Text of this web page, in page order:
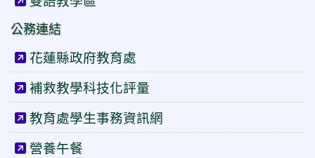
公務連結
花蓮縣政府教育處
補救教學科技化評量
教育處學生事務資訊網
營養午餐